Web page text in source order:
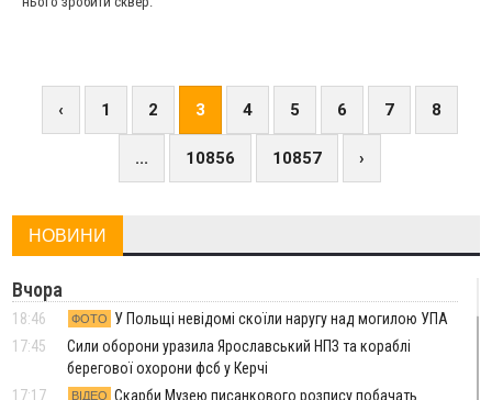
‹ 1 2 3 4 5 6 7 8
... 10856 10857 ›
НОВИНИ
Вчора
18:46 ФОТО
У Польщі невідомі скоїли наругу над могилою УПА
17:45
Сили оборони уразила Ярославський НПЗ та кораблі
берегової охорони фсб у Керчі
17:17
ВІДЕО Скарби Музею писанкового розпису побачать